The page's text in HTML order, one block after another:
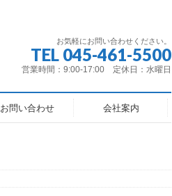
お気軽にお問い合わせください。
TEL 045-461-5500
営業時間：9:00-17:00 定休日：水曜日
お問い合わせ 会社案内